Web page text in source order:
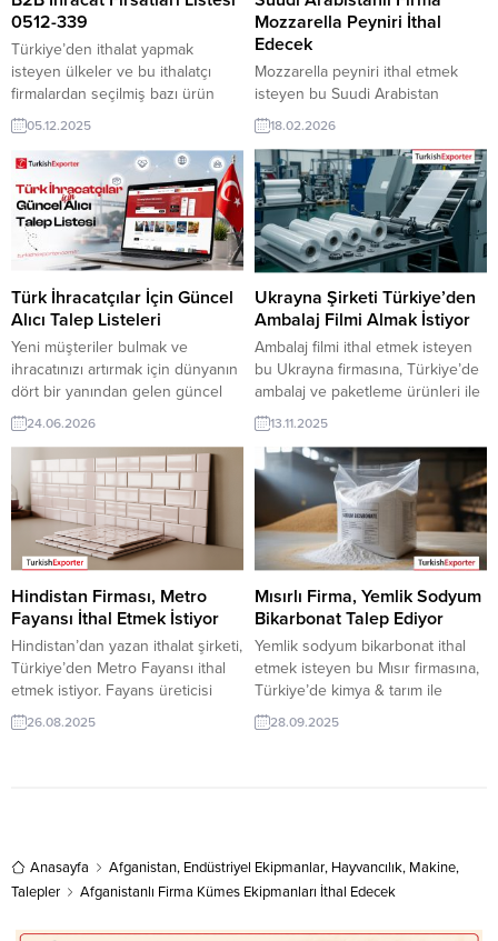
0512-339
Türkiye’den ithalat yapmak
isteyen ülkeler ve bu ithalatçı
firmalardan seçilmiş bazı ürün
alım talepleri aşağıdadır: Mısırlı
Firma, Türkiye’den Çelik Kapı
Satın Almak İstiyorAmerikalı
Tüccarlar Eşarp Satın Almak
İstiyorGürcistan Firması,
Türkiye’den Tuzlu Mısır Satın
Almak İstiyorİran, Türkiye’den
Meşe Masif Parke Satın Almak
İstiyorİspanya’dan İthalatçı,
Sineklik Profili Siparişi
VerecekRusya Firması,
Türkiye’den Pamuk...
05.12.2025
Mozzarella Peyniri İthal
Edecek
Mozzarella peyniri ithal etmek
isteyen bu Suudi Arabistan
firmasına, Türkiye’de gıda ve süt
ürünleri ile peynir üreticisi veya
tedarikçisi olan ihracatçı firmalar
teklif sunabilirler. Yeni bir ihracat
pazarı fırsatı olan bu alım ilanının
iletişim bilgilerine TurkishExporter
VIP üyeleri ile TE üyelik kredisi
sahibi ihracat şirketleri
erişebilmektedir. ➤ Bu ithalat
alım...
18.02.2026
Türk İhracatçılar İçin Güncel
Alıcı Talep Listeleri
Yeni müşteriler bulmak ve
ihracatınızı artırmak için dünyanın
dört bir yanından gelen güncel
alıcı taleplerini keşfedin.
TurkishExporter ile sektörünüze
uygun ithalatçı firmalara ulaşın,
doğrudan teklif verin ve yeni
pazarlarda satış fırsatlarını
değerlendirin. Her gün
güncellenen alıcı talepleriyle
ihracatta rakiplerinizden bir adım
öne geçin. Arnavutluk Şirketi,
Türkiye’den Ayakkabı Almak
İstiyorİngiliz Şirketi,...
24.06.2026
Ukrayna Şirketi Türkiye’den
Ambalaj Filmi Almak İstiyor
Ambalaj filmi ithal etmek isteyen
bu Ukrayna firmasına, Türkiye’de
ambalaj ve paketleme ürünleri ile
ambalaj filmi üreticisi veya
tedarikçisi olan ihracatçı firmalar
teklif sunabilirler. Yeni bir ihracat
pazarı fırsatı olan bu alım ilanının
iletişim bilgilerine TurkishExporter
VIP üyeleri ile TE üyelik kredisi
sahibi ihracat şirketleri
erişebilmektedir. ➤ Bu ithalat
alım...
13.11.2025
Hindistan Firması, Metro
Fayansı İthal Etmek İstiyor
Hindistan’dan yazan ithalat şirketi,
Türkiye’den Metro Fayansı ithal
etmek istiyor. Fayans üreticisi
olan Türk şirketler için Hindistan,
yeni bir ihracat pazarı olabilir. Bu
TalepleriHindistan’dan Gelen
İthalat Talepleri Metro Fayansı
26.08.2025
Mısırlı Firma, Yemlik Sodyum
Bikarbonat Talep Ediyor
Yemlik sodyum bikarbonat ithal
etmek isteyen bu Mısır firmasına,
Türkiye’de kimya & tarım ile
yemlik sodyum bikarbonat
üreticisi veya tedarikçisi olan
şirketleri erişebilmektedir. ➤ Bu
ithalat...
28.09.2025
Anasayfa Afganistan, Endüstriyel Ekipmanlar, Hayvancılık, Makine,
Talepler
Afganistanlı Firma Kümes Ekipmanları İthal Edecek